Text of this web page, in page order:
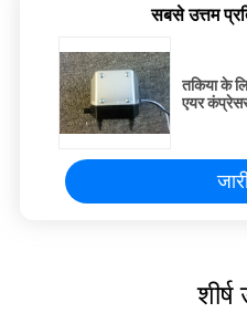
सबसे उत्तम
तकिया के
एयर
शीर्ष